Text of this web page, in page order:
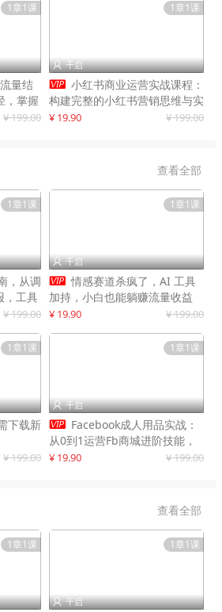
1章1课
量结
，掌握
¥ 199.00
1章1课
 千启
 小红书商业运营实战课程：
构建完整的小红书营销思维与实
战能力，案例店铺月销破百万！
¥ 19.90 ¥ 199.00
查看全部
1章1课
，从调
，工具
品线
¥ 199.00
1章1课
 千启
 情感赛道杀疯了，AI 工具
加持，小白也能躺赚流量收益
¥ 19.90 ¥ 199.00
1章1课
下载新
¥ 199.00
1章1课
 千启
 Facebook成人用品实战：
从0到1运营Fb商城进阶技能，
快速提升订单转化与店铺收益
¥ 19.90 ¥ 199.00
查看全部
1章1课 1章1课
 千启